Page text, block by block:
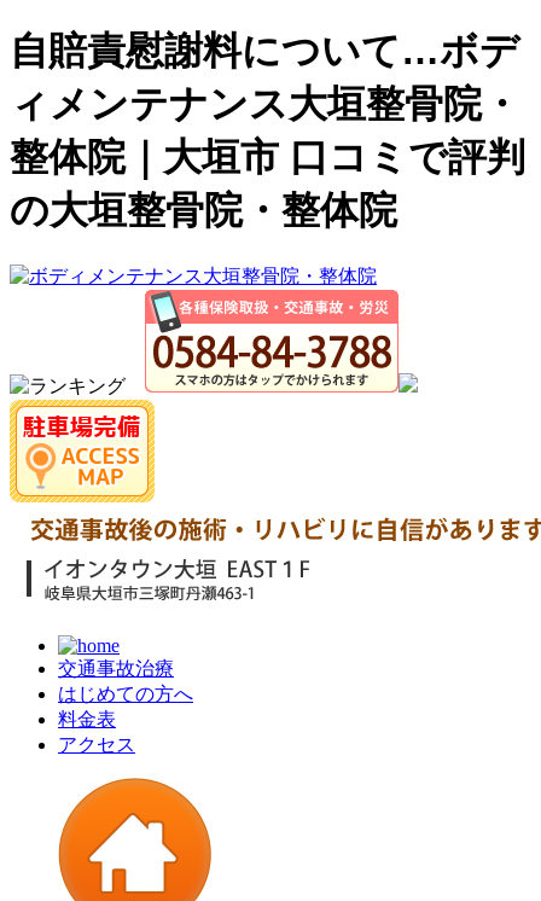
自賠責慰謝料について…ボデ
ィメンテナンス大垣整骨院・
整体院｜大垣市 口コミで評判
の大垣整骨院・整体院
交通事故治療
はじめての方へ
料金表
アクセス